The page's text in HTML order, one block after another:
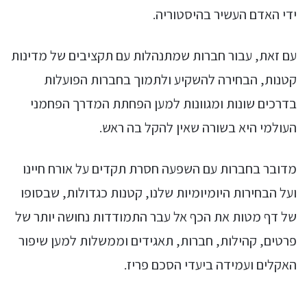
ידי האדם העשיר בהיסטוריה.
עם זאת, עבור חברות שמתנהלות עם תקציבים של מדינות
קטנות, הבחירה להשקיע ולתמוך בחברות הפועלות
בדרכים שונות ומגוונות למען הפחתת המדרך הפחמני
העולמי היא בשורה שאין להקל בה ראש.
מדובר בחברות עם השפעה חסרת תקדים על אורח חיינו
ועל הבחירות היומיומיות שלנו, קטנות כגדולות, שבסופו
של דף מטות את הכף אל עבר התמודדות נחושה יותר של
פרטים, קהילות, חברות, תאגידים וממשלות למען שיפור
האקלים ועמידה ביעדי הסכם פריז.